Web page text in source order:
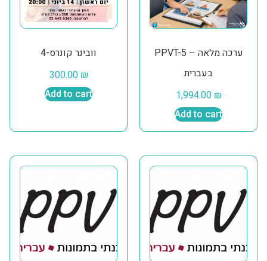
וובינר קונרס-4
300.00 ₪
Add to cart
PPVT-5 – ערכה מלאה
בעברית
1,994.00 ₪
Add to cart